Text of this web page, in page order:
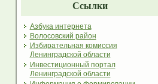
Ссылки
Азбука интернета
Волосовский район
Избирательная комиссия
Ленинградской области
Инвестиционный портал
Ленинградской области